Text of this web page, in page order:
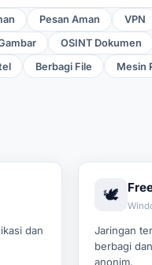
Pesan Aman VPN
OSINT Dokumen
Berbagi File Mesin
dan
🕊️
Jaringan
berbagi
anonim.